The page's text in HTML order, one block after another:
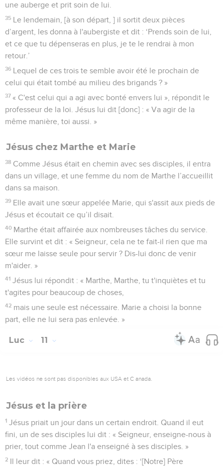
une auberge et prit soin de lui.
35 Le lendemain, [à son départ, ] il sortit deux pièces
d’argent, les donna à l'aubergiste et dit : ‘Prends soin de lui,
et ce que tu dépenseras en plus, je te le rendrai à mon
retour.’
36 Lequel de ces trois te semble avoir été le prochain de
celui qui était tombé au milieu des brigands ? »
37 « C'est celui qui a agi avec bonté envers lui », répondit le
professeur de la loi. Jésus lui dit [donc] : « Va agir de la
même manière, toi aussi. »
Jésus chez Marthe et Marie
38 Comme Jésus était en chemin avec ses disciples, il entra
dans un village, et une femme du nom de Marthe l’accueillit
dans sa maison.
39 Elle avait une sœur appelée Marie, qui s'assit aux pieds de
Jésus et écoutait ce qu’il disait.
40 Marthe était affairée aux nombreuses tâches du service.
Elle survint et dit : « Seigneur, cela ne te fait-il rien que ma
sœur me laisse seule pour servir ? Dis-lui donc de venir
m'aider. »
41 Jésus lui répondit : « Marthe, Marthe, tu t'inquiètes et tu
t'agites pour beaucoup de choses,
42 mais une seule est nécessaire. Marie a choisi la bonne
part, elle ne lui sera pas enlevée. »
Luc 11
Les vidéos ne sont pas disponibles aux USA et C anada.
Jésus et la prière
1 Jésus priait un jour dans un certain endroit. Quand il eut
fini, un de ses disciples lui dit : « Seigneur, enseigne-nous à
prier, tout comme Jean l'a enseigné à ses disciples. »
2 Il leur dit : « Quand vous priez, dites : ‘[Notre] Père